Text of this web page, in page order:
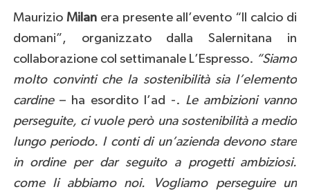
Maurizio Milanera presente all’evento “Il calcio di
domani”, organizzato dalla Salernitana in
collaborazione col settimanale L’Espresso. “Siamo
molto convinti che la sostenibilità sia l’elemento
cardine– ha esordito l’ad -. Le ambizioni vanno
perseguite, ci vuole però una sostenibilità a medio
lungo periodo. I conti di un’azienda devono stare
in ordine per dar seguito a progetti ambiziosi.
come li abbiamo noi. Vogliamo perseguire un